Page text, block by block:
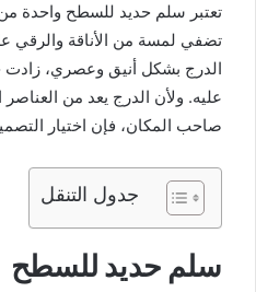
تعتبر سلم حديد للسطح واحدة من
تضفي لمسة من الأناقة والرقي
الدرج بشكل أنيق وعصري، زادت
عليه. ولأن الدرج يعد من
صاحب المكان، فإن اختيار
جدول التنقل
سلم حديد للسطح